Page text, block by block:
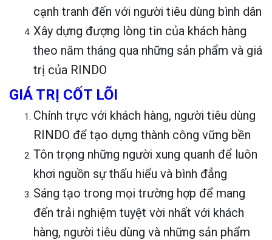
cạnh tranh đến với người tiêu dùng bình dân
Xây dựng đượng lòng tin của khách hàng
theo năm tháng qua những sản phẩm và giá
trị của RINDO
GIÁ TRỊ CỐT LÕI
Chính trực với khách hàng, người tiêu dùng
RINDO để tạo dựng thành công vững bền
Tôn trọng những người xung quanh để luôn
khơi nguồn sự thấu hiểu và bình đẳng
Sáng tạo trong mọi trường hợp để mang
đến trải nghiệm tuyệt vời nhất với khách
hàng, người tiêu dùng và những sản phẩm